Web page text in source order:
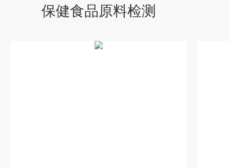
保健食品原料检测